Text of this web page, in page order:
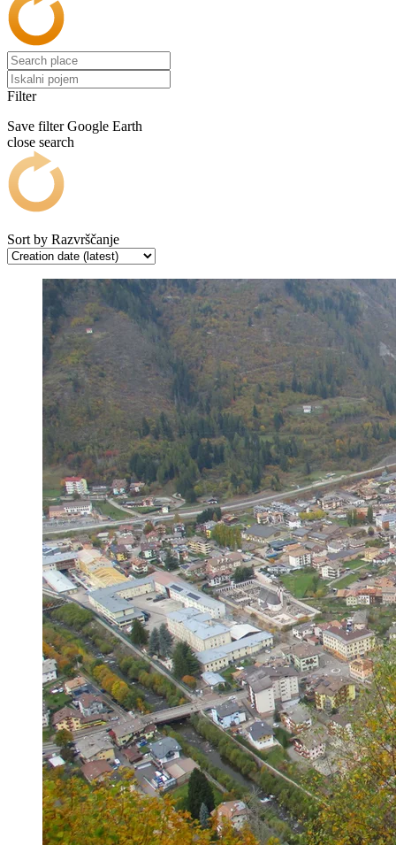
Filter
Save filter Google Earth
close search
Sort by Razvrščanje